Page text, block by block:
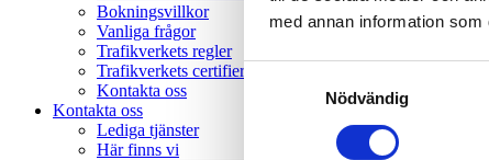
med annan information
Samtyckesval
Nödvändig
Bokningsvillkor
Vanliga frågor
Trafikverkets regler
Trafikverkets certifieringskrav
Kontakta oss
Kontakta oss
Lediga tjänster
Här finns vi